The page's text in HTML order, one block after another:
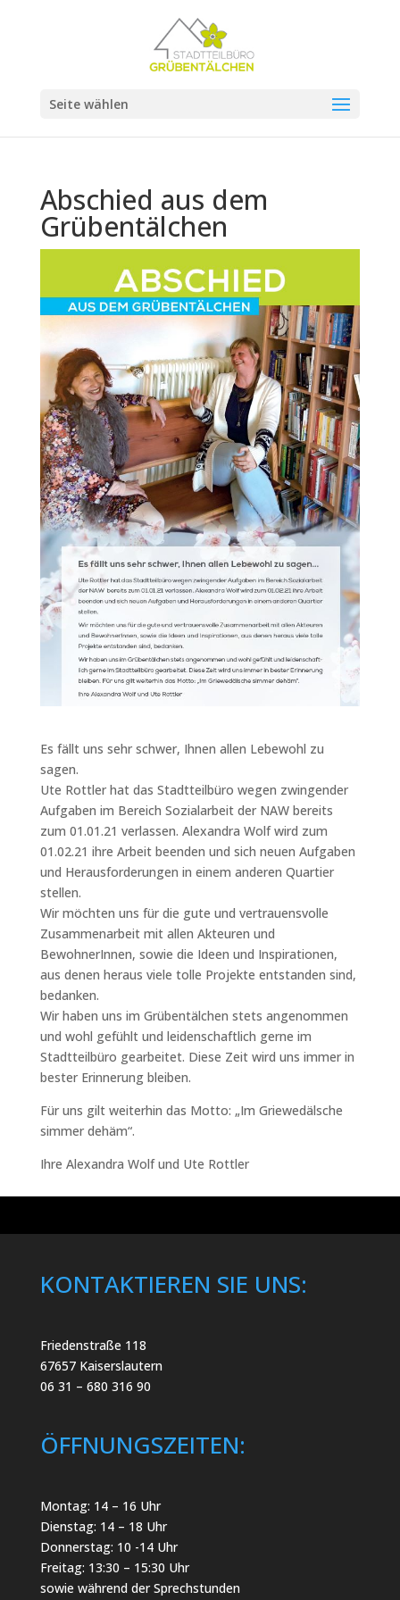
Seite wählen
Abschied aus dem
Grübentälchen
Es fällt uns sehr schwer, Ihnen allen Lebewohl zu
sagen.
Ute Rottler hat das Stadtteilbüro wegen zwingender
Aufgaben im Bereich Sozialarbeit der NAW bereits
zum 01.01.21 verlassen. Alexandra Wolf wird zum
01.02.21 ihre Arbeit beenden und sich neuen Aufgaben
und Herausforderungen in einem anderen Quartier
stellen.
Wir möchten uns für die gute und vertrauensvolle
Zusammenarbeit mit allen Akteuren und
BewohnerInnen, sowie die Ideen und Inspirationen,
aus denen heraus viele tolle Projekte entstanden sind,
bedanken.
Wir haben uns im Grübentälchen stets angenommen
und wohl gefühlt und leidenschaftlich gerne im
Stadtteilbüro gearbeitet. Diese Zeit wird uns immer in
bester Erinnerung bleiben.
Für uns gilt weiterhin das Motto: „Im Griewedälsche
simmer dehäm“.
Ihre Alexandra Wolf und Ute Rottler
KONTAKTIEREN SIE UNS:
Friedenstraße 118
67657 Kaiserslautern
06 31 – 680 316 90
ÖFFNUNGSZEITEN:
Montag: 14 – 16 Uhr
Dienstag: 14 – 18 Uhr
Donnerstag: 10 -14 Uhr
Freitag: 13:30 – 15:30 Uhr
sowie während der Sprechstunden